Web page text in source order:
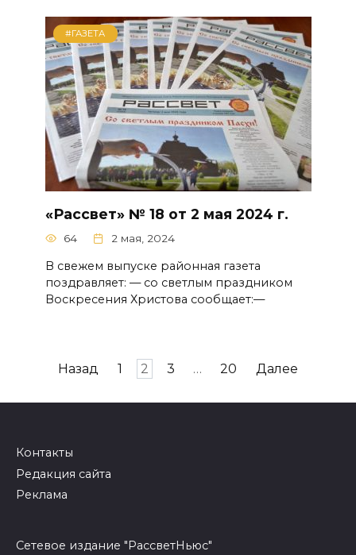
#ГАЗЕТА
«Рассвет» № 18 от 2 мая 2024 г.
64 2 мая, 2024
В свежем выпуске районная газета
поздравляет: — со светлым праздником
Воскресения Христова сообщает:—
Навигация
записям
Назад 1 2 3 … 20 Далее
Контакты
Редакция сайта
Реклама
Сетевое издание "РассветНьюс"